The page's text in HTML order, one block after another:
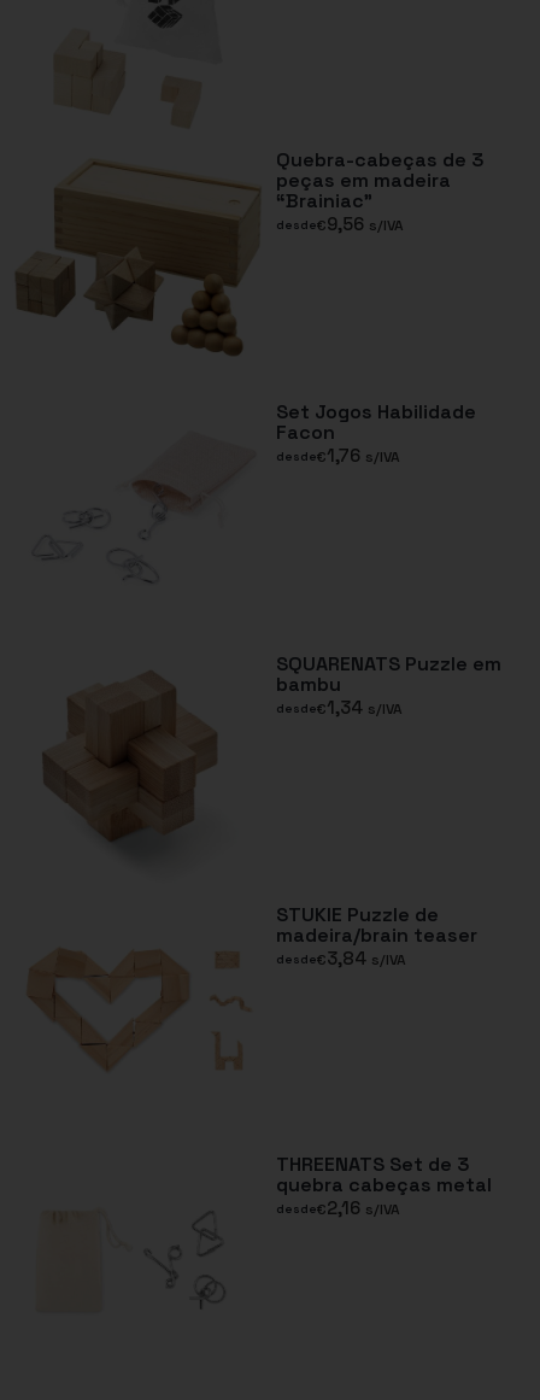
Quebra-cabeças de 3
peças em madeira
“Brainiac”
desde€9,56 s/IVA
Set Jogos Habilidade
Facon
desde€1,76 s/IVA
SQUARENATS Puzzle em
bambu
desde€1,34 s/IVA
STUKIE Puzzle de
madeira/brain teaser
desde€3,84 s/IVA
THREENATS Set de 3
quebra cabeças metal
desde€2,16 s/IVA